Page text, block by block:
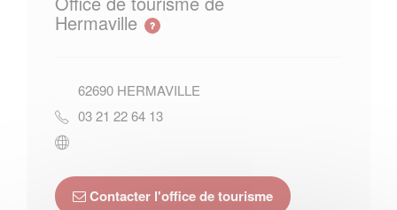
Hermaville
62690 HERMAVILLE
03 21 22 64 13
Contacter l'office de tourisme